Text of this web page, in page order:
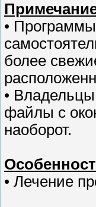
•
более
•
файлы с
наоборот.
• Лечение